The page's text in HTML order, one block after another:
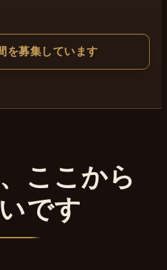
を募集しています
ここから
です